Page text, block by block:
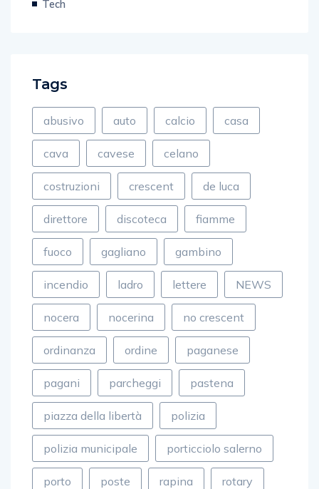
Tech
Tags
abusivo auto calcio casa
cava cavese celano
costruzioni crescent de luca
direttore discoteca fiamme
fuoco gagliano gambino
incendio ladro lettere NEWS
nocera nocerina no crescent
ordinanza ordine paganese
pagani parcheggi pastena
piazza della libertà polizia
polizia municipale porticciolo salerno
porto poste rapina rotary